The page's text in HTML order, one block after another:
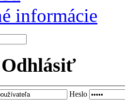
informácie
Heslo